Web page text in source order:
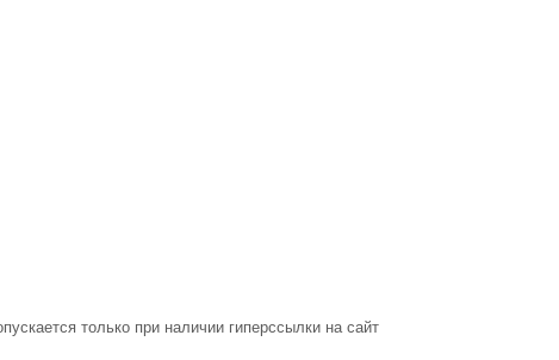
только при наличии гиперссылки на сайт